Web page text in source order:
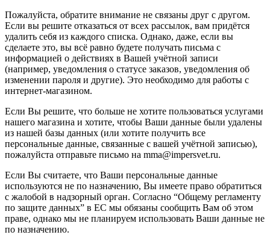
Пожалуйста, обратите внимание не связаны друг с другом.
Если вы решите отказаться от всех рассылок, вам придётся
удалить себя из каждого списка. Однако, даже, если вы
сделаете это, вы всё равно будете получать письма с
информацией о действиях в Вашей учётной записи
(например, уведомления о статусе заказов, уведомления об
изменении пароля и другие). Это необходимо для работы с
интернет-магазином.
Если Вы решите, что больше не хотите пользоваться услугами
нашего магазина и хотите, чтобы Ваши данные были удалены
из нашей базы данных (или хотите получить все
персональные данные, связанные с вашей учётной записью),
пожалуйста отправьте письмо на mma@impersvet.ru.
Если Вы считаете, что Ваши персональные данные
используются не по назначению, Вы имеете право обратиться
с жалобой в надзорный орган. Согласно “Общему регламенту
по защите данных” в ЕС мы обязаны сообщить Вам об этом
праве, однако мы не планируем использовать Ваши данные не
по назначению.